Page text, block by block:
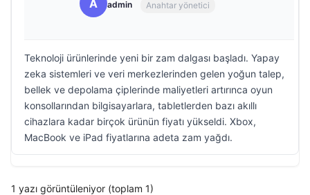
A admin Anahtar yönetici
Teknoloji ürünlerinde yeni bir zam dalgası başladı. Yapay
zeka sistemleri ve veri merkezlerinden gelen yoğun talep,
bellek ve depolama çiplerinde maliyetleri artırınca oyun
konsollarından bilgisayarlara, tabletlerden bazı akıllı
cihazlara kadar birçok ürünün fiyatı yükseldi. Xbox,
MacBook ve iPad fiyatlarına adeta zam yağdı.
1 yazı görüntüleniyor (toplam 1)